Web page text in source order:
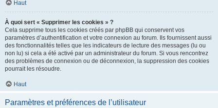
Haut
À quoi sert « Supprimer les cookies » ?
Cela supprime tous les cookies créés par phpBB qui conservent vos
paramètres d’authentification et votre connexion au forum. Ils fournissent aussi
des fonctionnalités telles que les indicateurs de lecture des messages (lu ou
non lu) si cela a été activé par un administrateur du forum. Si vous rencontrez
des problèmes de connexion ou de déconnexion, la suppression des cookies
pourrait les résoudre.
Haut
Paramètres et préférences de l’utilisateur